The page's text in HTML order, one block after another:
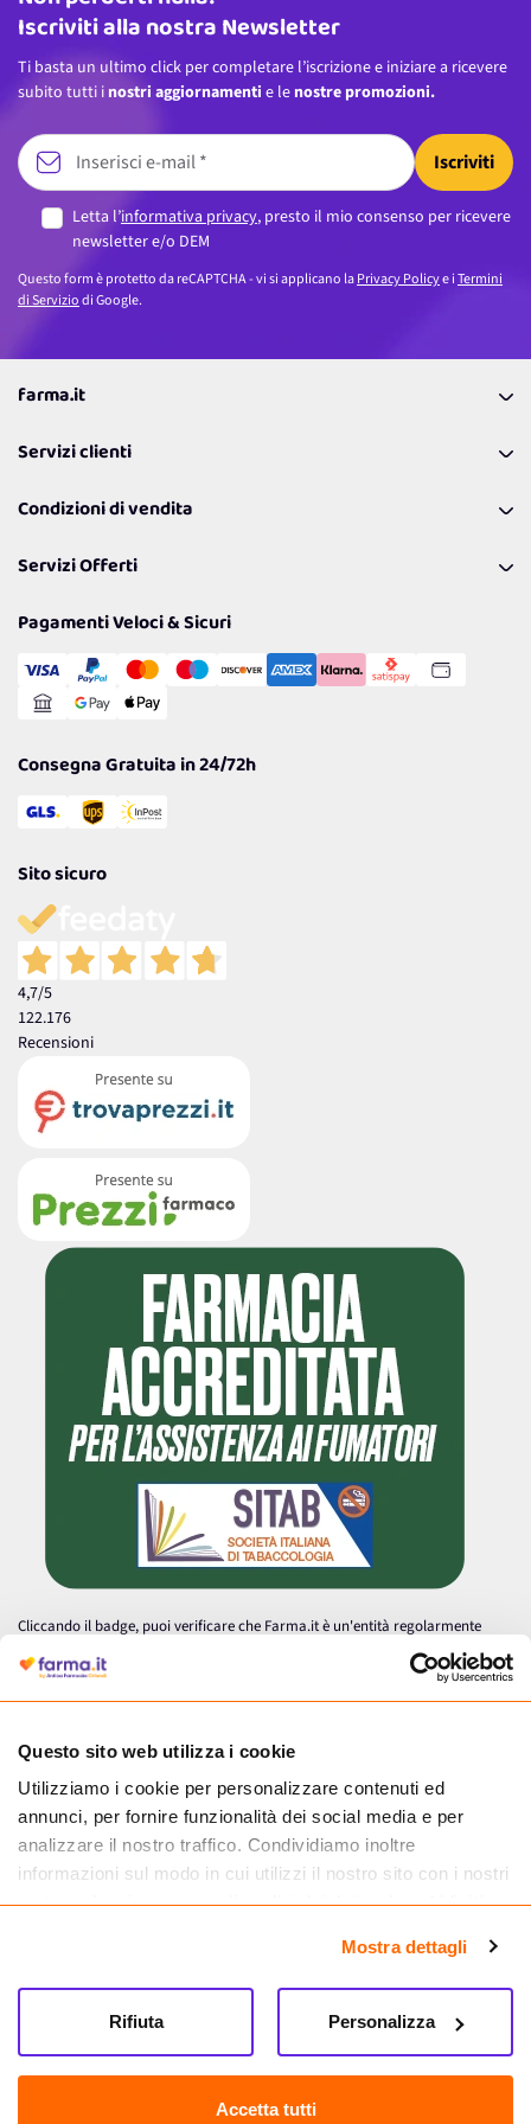
Questo sito web utilizza i cookie
Utilizziamo i cookie per personalizzare contenuti ed
annunci, per fornire funzionalità dei social media e per
analizzare il nostro traffico. Condividiamo inoltre
informazioni sul modo in cui utilizzi il nostro sito con i nostri
partner che si occupano di analisi dei dati web, pubblicità e
informazioni che hai fornito loro o che hanno raccolto dal
tuo utilizzo dei loro servizi.
Mostra dettagli
Accetta tutti
Personalizza
Rifiuta
Iscriviti alla nostra Newsletter
Ti basta un ultimo click per completare l’iscrizione e iniziare a ricevere
subito tutti i nostri aggiornamenti e le nostre promozioni.
Iscriviti
Letta l’informativa privacy, presto il mio consenso per ricevere
newsletter e/o DEM
Questo form è protetto da reCAPTCHA - vi si applicano laPrivacy Policye iTermini
di Serviziodi Google.
farma.it
Coupon
Lavora con noi
Politiche per la parità di genere
Servizi clienti
Richiamami
Resi
Condizioni di vendita
Spedizioni
Cookie Policy
Gestisci Cookie
Servizi Offerti
Reso Facile e Veloce
Pagamenti Veloci & Sicuri
Consegna Gratuita in 24/72h
Sito sicuro
4,7/5
122.176
Recensioni
Cliccando il badge, puoi verificare che Farma.it è un'entità regolarmente
autorizzata dal Ministero della Salute a effettuare la vendita online di
medicinali.
Farma.it S.a.s. P. IVA 07417261216 REA: NA-884088
CREDITS
Sede legale Via delle Repubbliche Marinare 128, 80147 Napoli